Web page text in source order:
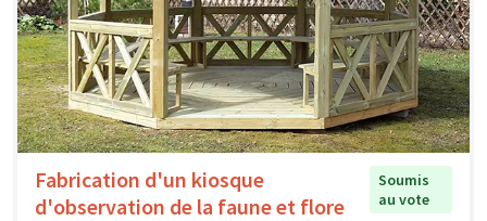
Fabrication d'un kiosque
d'observation de la faune et flore
Soumis
au vote